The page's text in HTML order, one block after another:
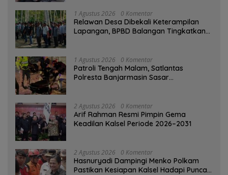
1 Agustus 2026 0 Komentar
Relawan Desa Dibekali Keterampilan
Lapangan, BPBD Balangan Tingkatkan
1 Agustus 2026 0 Komentar
Patroli Tengah Malam, Satlantas
Polresta Banjarmasin Sasar
2 Agustus 2026 0 Komentar
Arif Rahman Resmi Pimpin Gema
Keadilan Kalsel Periode 2026–2031
2 Agustus 2026 0 Komentar
Hasnuryadi Dampingi Menko Polkam
Pastikan Kesiapan Kalsel Hadapi Puncak